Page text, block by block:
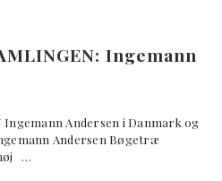
Ingemann
Ingemann Andersen i Danmark og
Andersen Bøgetræ
…